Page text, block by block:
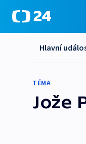
Hlavní
TÉMA
Jože